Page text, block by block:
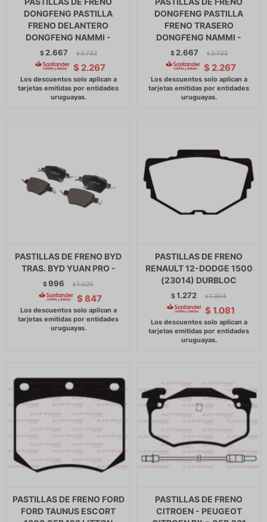
DONGFENG PASTILLA
FRENO DELANTERO
DONGFENG NAMMI -
$ 2.667 $ 2.732
$ 2.267
DONGFENG PASTILLA
FRENO TRASERO
DONGFENG NAMMI -
$ 2.667 $ 2.732
$ 2.267
PASTILLAS DE FRENO BYD
TRAS. BYD YUAN PRO -
$996 $ 1.020
$ 847
PASTILLAS DE FRENO
RENAULT 12-DODGE 1500
(23014) DURBLOC
$1.272 $ 1.304
$ 1.081
PASTILLAS DE FRENO FORD
FORD TAUNUS ESCORT
PASTILLAS DE FRENO
CITROEN - PEUGEOT